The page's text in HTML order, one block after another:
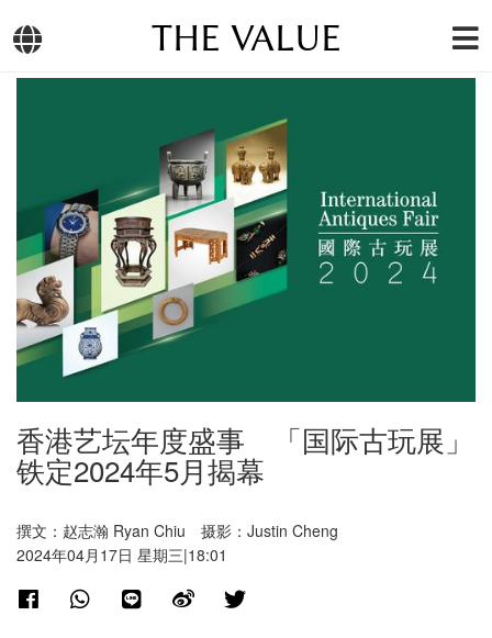
THE VALUE
香港艺坛年度盛事 「国际古玩展」
铁定2024年5月揭幕
撰文：赵志瀚 Ryan Chiu 摄影：Justin Cheng
2024年04月17日 星期三|18:01